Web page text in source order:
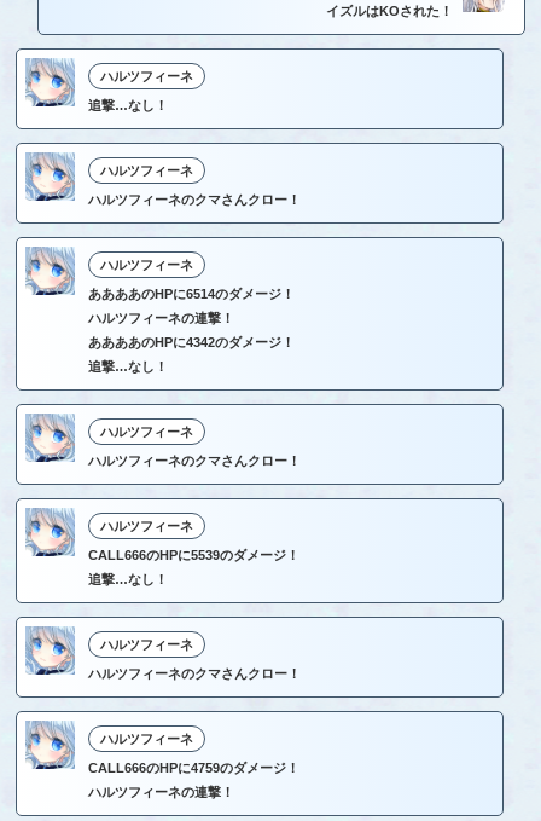
イズルはKOされた！
ハルツフィーネ
追撃…なし！
ハルツフィーネ
ハルツフィーネのクマさんクロー！
ハルツフィーネ
ああああのHPに6514のダメージ！
ハルツフィーネの連撃！
ああああのHPに4342のダメージ！
追撃…なし！
ハルツフィーネ
ハルツフィーネのクマさんクロー！
ハルツフィーネ
CALL666のHPに5539のダメージ！
追撃…なし！
ハルツフィーネ
ハルツフィーネのクマさんクロー！
ハルツフィーネ
CALL666のHPに4759のダメージ！
ハルツフィーネの連撃！